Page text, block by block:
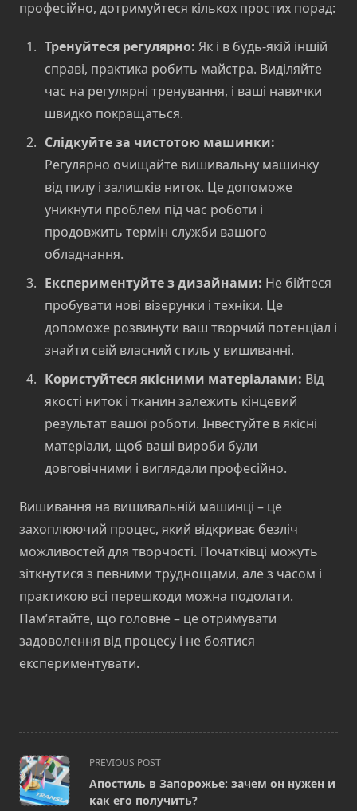
професійно, дотримуйтеся кількох простих порад:
Тренуйтеся регулярно: Як і в будь-якій іншій
справі, практика робить майстра. Виділяйте
час на регулярні тренування, і ваші навички
швидко покращаться.
Слідкуйте за чистотою машинки:
Регулярно очищайте вишивальну машинку
від пилу і залишків ниток. Це допоможе
уникнути проблем під час роботи і
продовжить термін служби вашого
обладнання.
Експериментуйте з дизайнами: Не бійтеся
пробувати нові візерунки і техніки. Це
допоможе розвинути ваш творчий потенціал і
знайти свій власний стиль у вишиванні.
Користуйтеся якісними матеріалами: Від
якості ниток і тканин залежить кінцевий
результат вашої роботи. Інвестуйте в якісні
матеріали, щоб ваші вироби були
довговічними і виглядали професійно.
Вишивання на вишивальній машинці – це
захоплюючий процес, який відкриває безліч
можливостей для творчості. Початківці можуть
зіткнутися з певними труднощами, але з часом і
практикою всі перешкоди можна подолати.
Пам’ятайте, що головне – це отримувати
задоволення від процесу і не боятися
експериментувати.
<span
class="nav-
subtitle
PREVIOUS POST
Апостиль в Запорожье: зачем он нужен и
как его получить?